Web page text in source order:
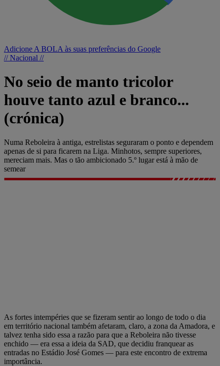
Adicione A BOLA às suas preferências do Google
// Nacional //
No seio de manto tricolor
houve tanto azul e branco...
(crónica)
Numa Reboleira à antiga, estrelistas seguraram o ponto e dependem
apenas de si para ficarem na Liga. Minhotos, sempre superiores,
mereciam mais. Mas o tão ambicionado 5.º lugar está à mão de
semear
As fortes intempéries que se fizeram sentir ao longo de todo o dia
em território nacional também afetaram, claro, a zona da Amadora, e
talvez tenha sido essa a razão para que a Reboleira não tivesse
enchido — era essa a ideia da SAD, que decidiu franquear as
entradas no Estádio José Gomes — para este encontro de extrema
importância.